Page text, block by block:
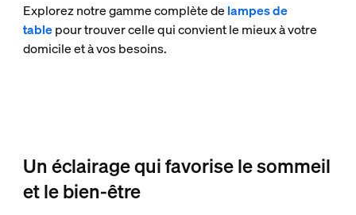
Explorez notre gamme complète de lampes de
tablepour trouver celle qui convient le mieux à votre
domicile et à vos besoins.
Un éclairage qui favorise le sommeil
et le bien-être